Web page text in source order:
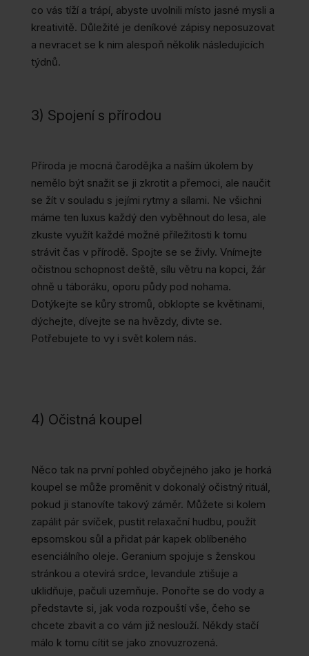
co vás tíží a trápí, abyste uvolnili místo jasné mysli a
kreativitě. Důležité je deníkové zápisy neposuzovat
a nevracet se k nim alespoň několik následujících
týdnů.
3) Spojení s přírodou
Příroda je mocná čarodějka a naším úkolem by
nemělo být snažit se ji zkrotit a přemoci, ale naučit
se žít v souladu s jejími rytmy a sílami. Ne všichni
máme ten luxus každý den vyběhnout do lesa, ale
zkuste využít každé možné příležitosti k tomu
strávit čas v přírodě. Spojte se se živly. Vnímejte
očistnou schopnost deště, sílu větru na kopci, žár
ohně u táboráku, oporu půdy pod nohama.
Dotýkejte se kůry stromů, obklopte se květinami,
dýchejte, dívejte se na hvězdy, divte se.
Potřebujete to vy i svět kolem nás.
4) Očistná koupel
Něco tak na první pohled obyčejného jako je horká
koupel se může proměnit v dokonalý očistný rituál,
pokud ji stanovíte takový záměr. Můžete si kolem
zapálit pár svíček, pustit relaxační hudbu, použít
epsomskou sůl a přidat pár kapek oblíbeného
esenciálního oleje. Geranium spojuje s ženskou
stránkou a otevírá srdce, levandule ztišuje a
uklidňuje, pačuli uzemňuje. Ponořte se do vody a
představte si, jak voda rozpouští vše, čeho se
chcete zbavit a co vám již neslouží. Někdy stačí
málo k tomu cítit se jako znovuzrozená.